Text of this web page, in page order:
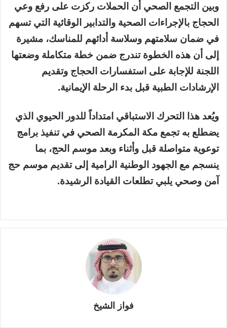
وبين التجمع الصحي أن الحملات ركزت على رفع وعي
الحجاج بالإجراءات الصحية والتدابير الوقائية التي تسهم
في ضمان سلامتهم وسلاسة أدائهم للمناسك، مشيرة
إلى أن هذه الخطوة تندرج ضمن خطة متكاملة وضعتها
اللجنة للإجابة على استفسارات الحجاج وتقديم
الإرشادات الطبية قبل بدء الرحلة الإيمانية.
ويُعد هذا التحرك الاستباقي امتداداً للدور الحيوي الذي
يضطلع به تجمع مكة المكرمة الصحي في تنفيذ برامج
توعوية متواصلة قبل وأثناء وبعد موسم الحج، بما
ينسجم مع الجهود الوطنية الرامية إلى تقديم موسم حج
آمن وصحي يلبي تطلعات القيادة الرشيدة.
فواز الشيخ